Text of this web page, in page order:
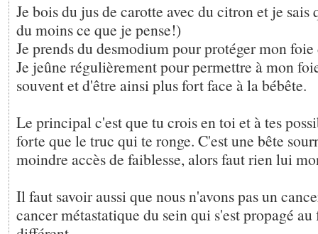
Je bois du jus de carotte avec du citron et je sais
du moins ce que je pense!)
Je prends du desmodium pour protéger mon foie
Je jeûne régulièrement pour permettre à mon
souvent et d'être ainsi plus fort face à la bébête.
Le principal c'est que tu crois en toi et à tes
forte que le truc qui te ronge. C'est une bête
moindre accès de faiblesse, alors faut rien lui
Il faut savoir aussi que nous n'avons pas un
cancer métastatique du sein qui s'est propagé au